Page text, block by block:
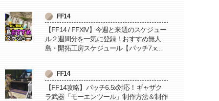
FF14
【FF14 / FFXIV】今週と来週のスケジュー
ル２週間分を一気に登録！おすすめ無人
島・開拓工房スケジュール【パッチ7.x対
FF14
【FF14攻略】パッチ6.5x対応！ギャザク
ラ武器「モーエンツール」制作方法＆制作